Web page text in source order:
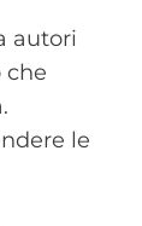
autori
che
le